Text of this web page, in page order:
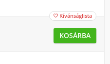
 Kívánságlista
KOSÁRBA